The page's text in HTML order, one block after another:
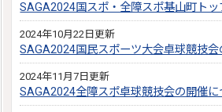
SAGA2024国スポ・全障スポ基山町トッ
2024年10月22日更新
SAGA2024国民スポーツ大会卓球競技会
2024年11月7日更新
SAGA2024全障スポ卓球競技会の開催に